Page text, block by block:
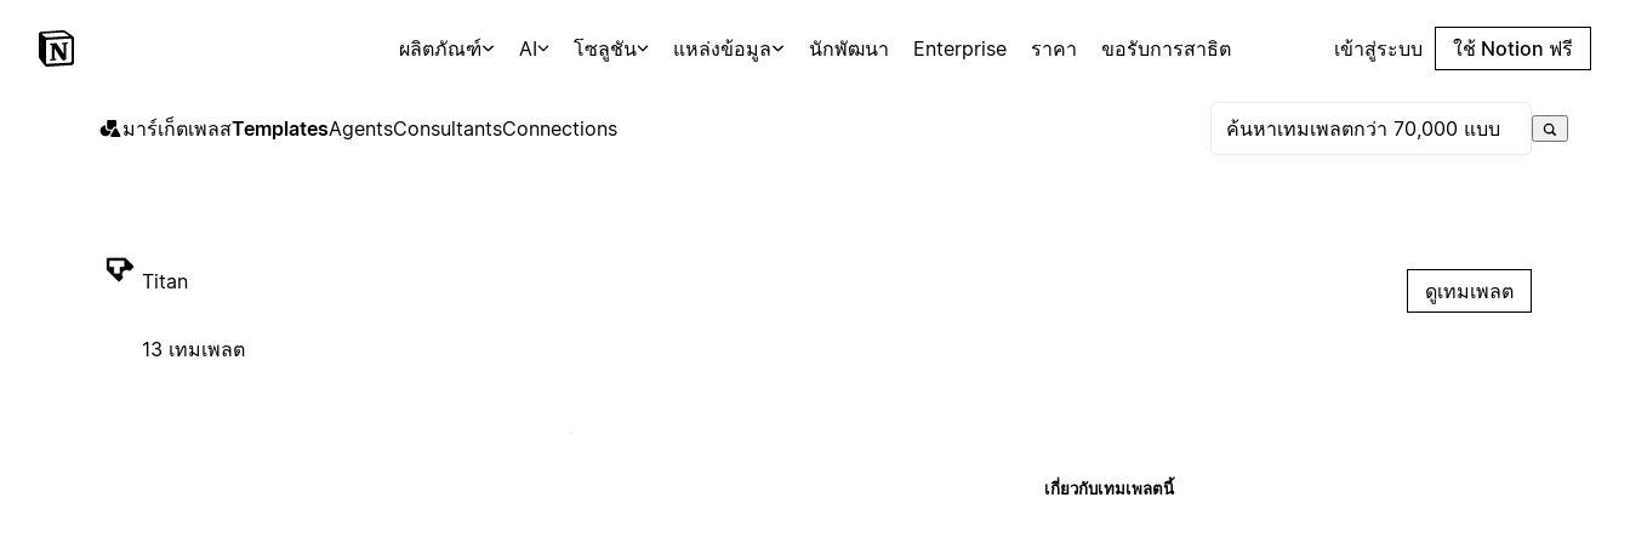
ผลิตภัณฑ์ AI โซลูชัน แหล่งข้อมูล นักพัฒนา Enterprise ราคา ขอรับการสาธิต เข้าสู่ระบบ ใช้ Notion ฟรี
มาร์เก็ตเพลสTemplatesAgentsConsultantsConnections
Titan
13 เทมเพลต
ดูเทมเพลต
เกี่ยวกับเทมเพลตนี้